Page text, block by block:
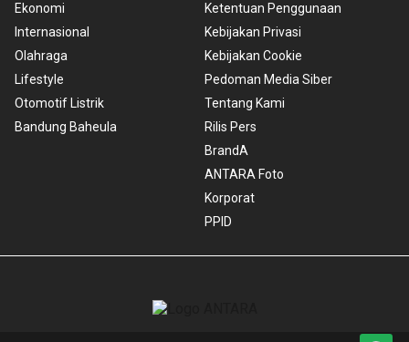
Ekonomi
Internasional
Olahraga
Lifestyle
Otomotif Listrik
Bandung Baheula
Ketentuan Penggunaan
Kebijakan Privasi
Kebijakan Cookie
Pedoman Media Siber
Tentang Kami
Rilis Pers
BrandA
ANTARA Foto
Korporat
PPID